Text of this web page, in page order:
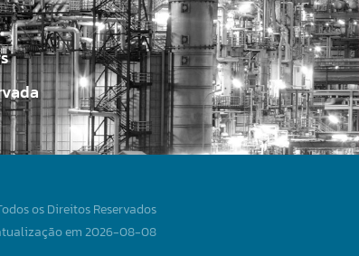
os Direitos Reservados
em 2026-08-08